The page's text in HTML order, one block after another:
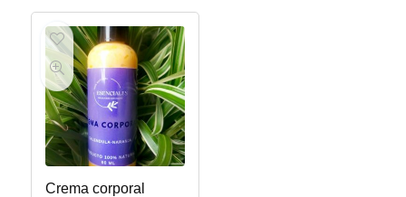
Crema corporal